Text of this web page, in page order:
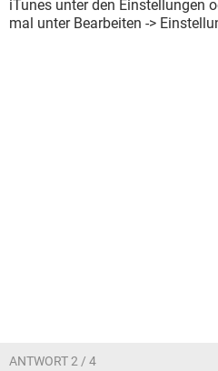
iTunes unter den Einstellungen
mal unter Bearbeiten ->
ANTWORT 2 / 4